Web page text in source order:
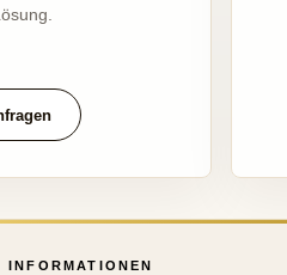
INFORMATIONEN